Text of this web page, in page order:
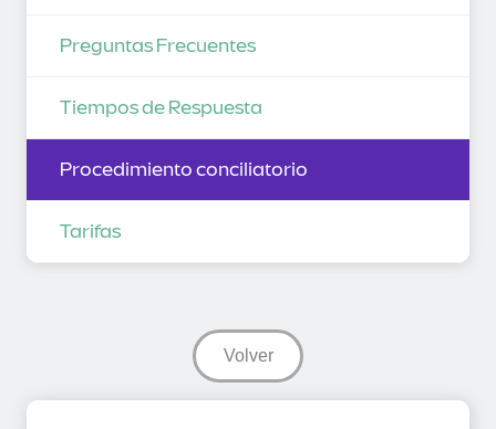
Preguntas Frecuentes
Tiempos de Respuesta
Procedimiento conciliatorio
Tarifas
Volver